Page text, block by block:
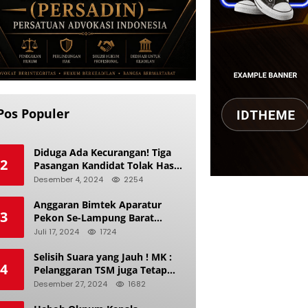
Populer
2
Diduga Ada Kecurangan! Tiga
Pasangan Kandidat Tolak Hasil
Pilkada Kerinci 2024
Desember 4, 2024 2254
3
Anggaran Bimtek Aparatur
Pekon Se-Lampung Barat
Diduga Ladang Korupsi Buat
Juli 17, 2024 1724
4
Selisih Suara yang Jauh ! MK :
Pelanggaran TSM juga Tetap
Mengacu pada Prinsip Keadilan
Desember 27, 2024 1682